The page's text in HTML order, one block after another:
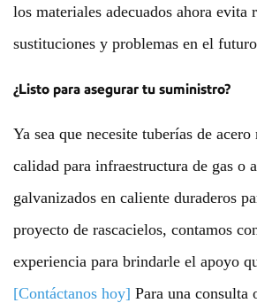
los materiales adecuados ahora evita
sustituciones y problemas en el
¿Listo para asegurar tu suministro?
Ya sea que necesite tuberías de
calidad para infraestructura de gas o
galvanizados en caliente duraderos
proyecto de rascacielos, contamos
experiencia para brindarle el apoyo
[Contáctanos hoy] Para una consulta